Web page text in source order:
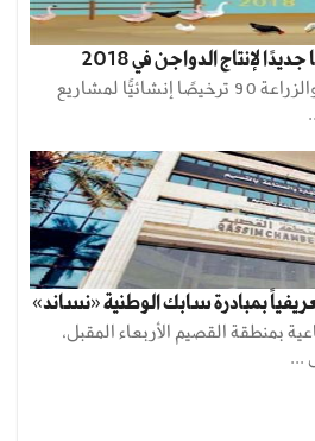
أصدرت وزارة البيئة والمياه والزراعة 90 ترخيصًا إنشائيًّا لمشاريع
بمبادرة سابك الوطنية «نساند»
بمنطقة القصيم الأربعاء المقبل،
...